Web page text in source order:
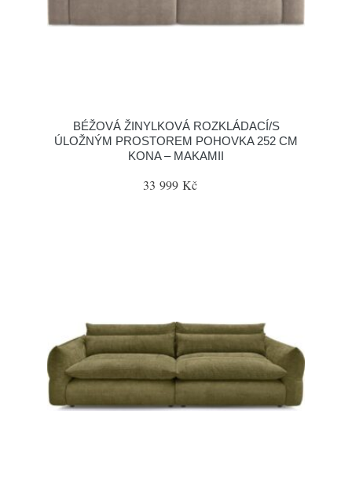
BÉŽOVÁ ŽINYLKOVÁ ROZKLÁDACÍ/S
ÚLOŽNÝM PROSTOREM POHOVKA 252 CM
KONA – MAKAMII
33 999 Kč